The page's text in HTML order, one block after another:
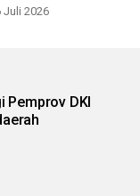
Juli 2026
Pemprov DKI